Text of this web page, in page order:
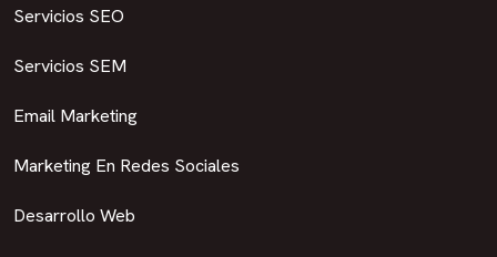
Servicios SEO
Servicios SEM
Email Marketing
Marketing En Redes Sociales
Desarrollo Web